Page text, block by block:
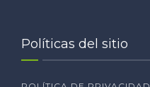
Políticas del sitio